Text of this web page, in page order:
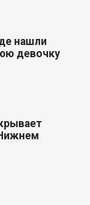
нашли
девочку